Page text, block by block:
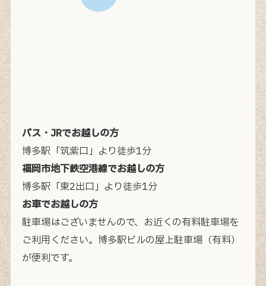
バス・JRでお越しの方
博多駅「筑紫口」より徒歩1分
福岡市地下鉄空港線でお越しの方
博多駅「東2出口」より徒歩1分
お車でお越しの方
駐車場はございませんので、お近くの有料駐車場を
ご利用ください。 博多駅ビルの屋上駐車場（有料）
が便利です。